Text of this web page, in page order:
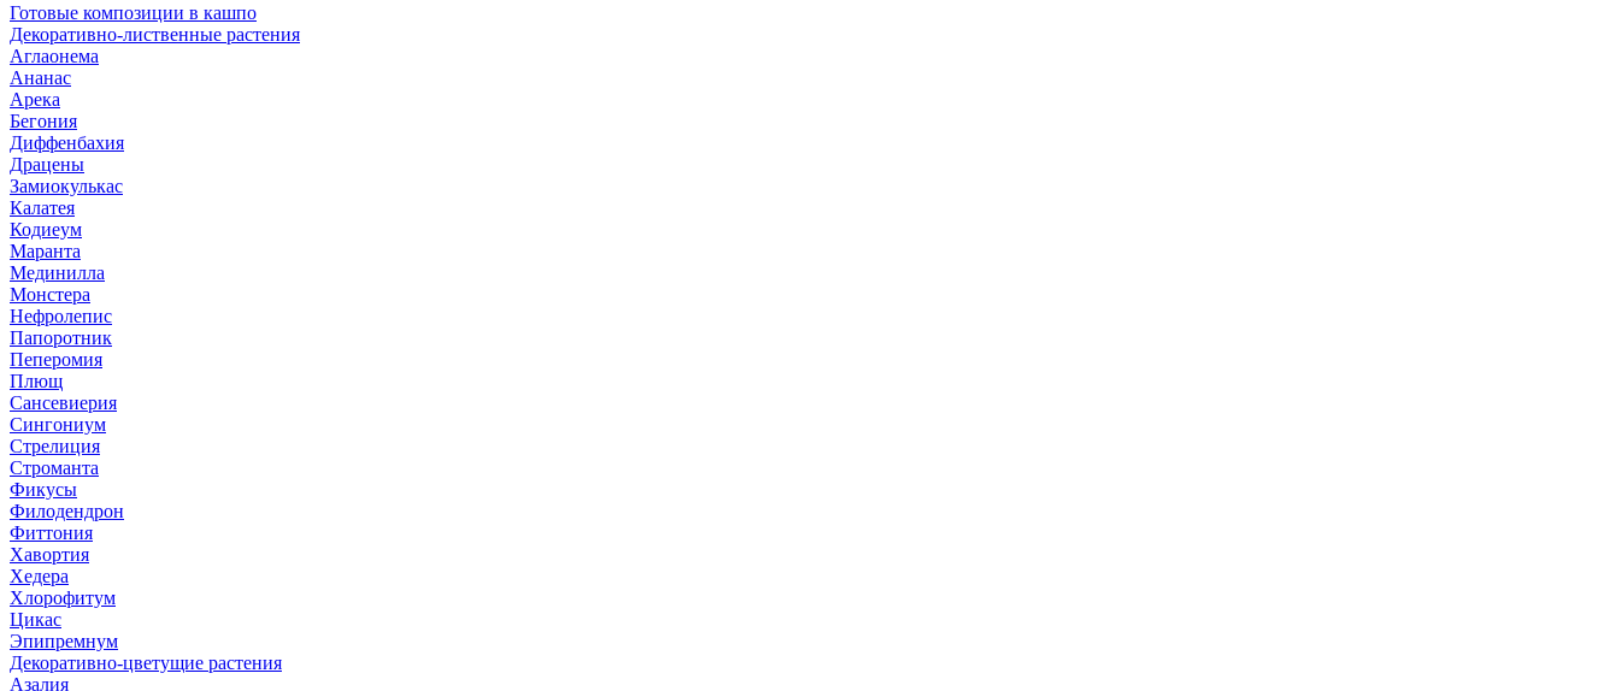
Готовые композиции в кашпо
Декоративно-лиственные растения
Аглаонема
Ананас
Арека
Бегония
Диффенбахия
Драцены
Замиокулькас
Калатея
Кодиеум
Маранта
Мединилла
Монстера
Нефролепис
Папоротник
Пеперомия
Плющ
Сансевиерия
Сингониум
Стрелиция
Строманта
Фикусы
Филодендрон
Фиттония
Хавортия
Хедера
Хлорофитум
Цикас
Эпипремнум
Декоративно-цветущие растения
Азалия